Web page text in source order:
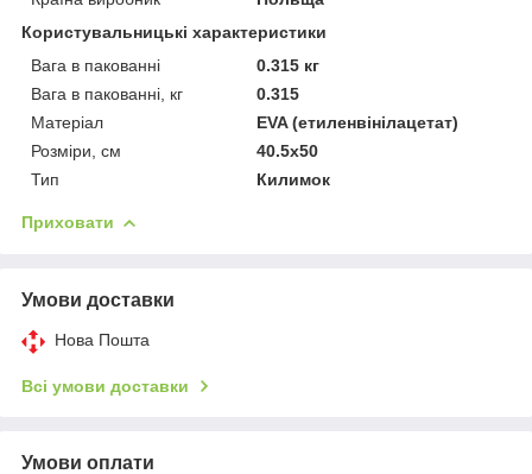
Користувальницькі характеристики
Вага в пакованні
0.315 кг
Вага в пакованні, кг
0.315
Матеріал
EVA (етиленвінілацетат)
Розміри, см
40.5х50
Тип
Килимок
Приховати
Умови доставки
Нова Пошта
Всі умови доставки
Умови оплати